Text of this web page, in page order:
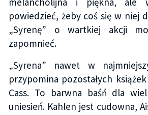
powiedzieć, żeby coś się w niej
„Syrenę” o wartkiej akcji
zapomnieć.
„Syrena” nawet w
przypomina pozostałych
Cass. To barwna baśń dla
uniesień. Kahlen jest cudowna,